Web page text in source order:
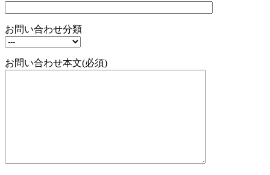
お問い合わせ分類
お問い合わせ本文(必須)